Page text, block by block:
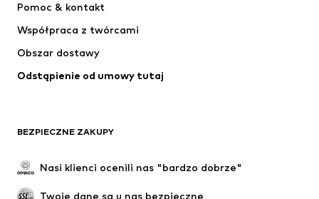
Jordan
Pomoc & kontakt
Współpraca z twórcami
Obszar dostawy
Odstąpienie od umowy tutaj
BEZPIECZNE ZAKUPY
Nasi klienci ocenili nas "bardzo dobrze"
Twoje dane są u nas bezpieczne